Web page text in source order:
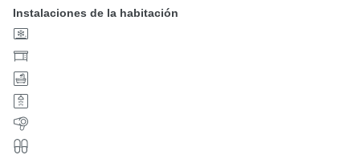
Instalaciones de la habitación